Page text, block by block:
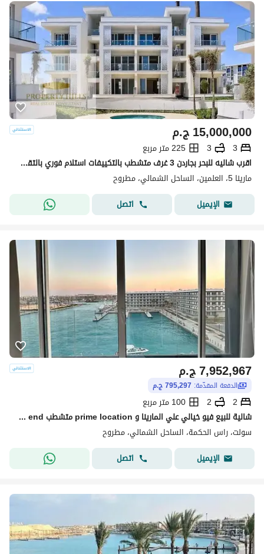
ج.م15,000,000
3
3
225 متر مربع
اقرب شاليه للبحر بجاردن 3 غرف متشطب بالتكييفات استلام فوري بالتقسيط علي اكتر من 10 سنين فى العلمين الساحل الشمالى
مارينا 5، العلمين، الساحل الشمالي، مطروح
الإيميل
اتصل
ج.م7,952,967
الدفعة المقدّمة: 795,297 ج.م
2
2
100 متر مربع
شالية للبيع فيو خيالي علي المارينا و prime location متشطب high end في سولت salt راس الحكمه بالساحل الشمالي
سولت، راس الحكمة، الساحل الشمالي، مطروح
الإيميل
اتصل